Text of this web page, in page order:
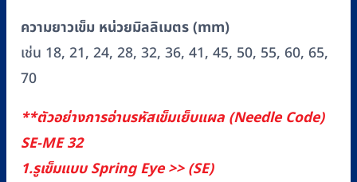
ความยาวเข็ม หน่วยมิลลิเมตร (mm)
เช่น 18, 21, 24, 28, 32, 36, 41, 45, 50, 55, 60, 65,
70
**ตัวอย่างการอ่านรหัสเข็มเย็บแผล (Needle Code)
SE-ME 32
1.รูเข็มแบบ Spring Eye >> (SE)